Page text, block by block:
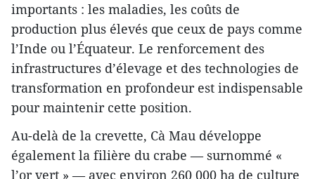
importants : les maladies, les coûts de
production plus élevés que ceux de pays comme
l’Inde ou l’Équateur. Le renforcement des
infrastructures d’élevage et des technologies de
transformation en profondeur est indispensable
pour maintenir cette position.
Au-delà de la crevette, Cà Mau développe
également la filière du crabe — surnommé «
l’or vert » — avec environ 260 000 ha de culture